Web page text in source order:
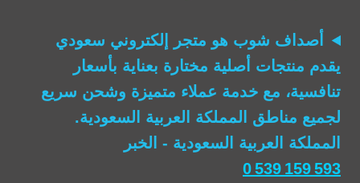
أصداف شوب هو متجر إلكتروني سعودي
يقدم منتجات أصلية مختارة بعناية بأسعار
تنافسية، مع خدمة عملاء متميزة وشحن سريع
لجميع مناطق المملكة العربية السعودية.
المملكة العربية السعودية - الخبر
0 539 159 593